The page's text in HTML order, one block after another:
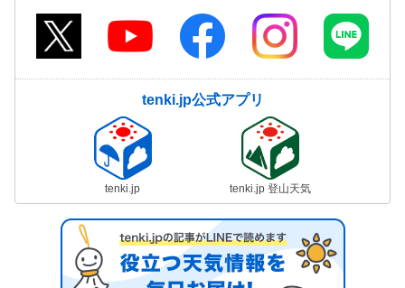
tenki.jp公式アプリ
tenki.jp tenki.jp 登山天気